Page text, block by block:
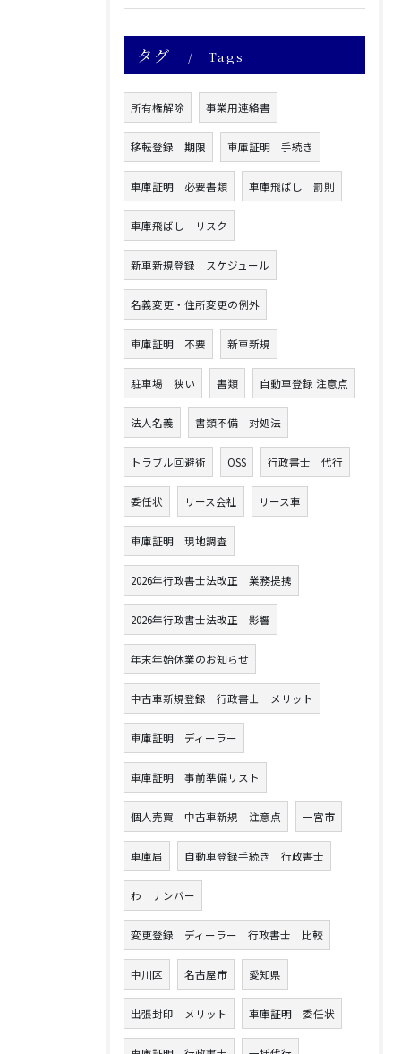
タグ Tags
所有権解除 事業用連絡書
移転登録 期限 車庫証明 手続き
車庫証明 必要書類 車庫飛ばし 罰則
車庫飛ばし リスク
新車新規登録 スケジュール
名義変更・住所変更の例外
車庫証明 不要 新車新規
駐車場 狭い 書類 自動車登録 注意点
法人名義 書類不備 対処法
トラブル回避術 OSS 行政書士 代行
委任状 リース会社 リース車
車庫証明 現地調査
2026年行政書士法改正 業務提携
2026年行政書士法改正 影響
年末年始休業のお知らせ
中古車新規登録 行政書士 メリット
車庫証明 ディーラー
車庫証明 事前準備リスト
個人売買 中古車新規 注意点 一宮市
車庫届 自動車登録手続き 行政書士
わ ナンバー
変更登録 ディーラー 行政書士 比較
中川区 名古屋市 愛知県
出張封印 メリット 車庫証明 委任状